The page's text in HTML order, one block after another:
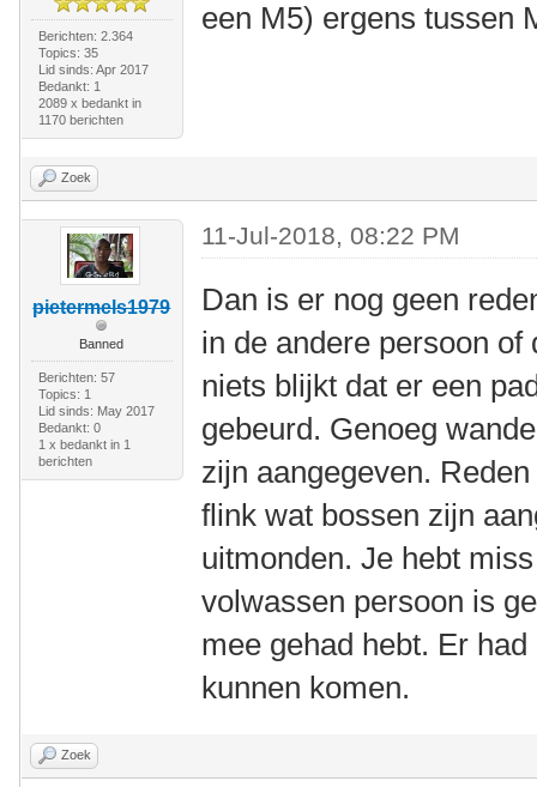
Berichten: 2.364
Topics: 35
Lid sinds: Apr 2017
Bedankt: 1
2089 x bedankt in
1170 berichten
een M5) ergens tussen
Zoek
pietermels1979
Banned
Berichten: 57
Topics: 1
Lid sinds: May 2017
Bedankt: 0
1 x bedankt in 1
berichten
11-Jul-2018, 08:22 PM
Dan is er nog geen
in de andere persoon
niets blijkt dat er een
gebeurd. Genoeg
zijn aangegeven.
flink wat bossen zijn
uitmonden. Je hebt
volwassen persoon is
mee gehad hebt. Er
kunnen komen.
Zoek